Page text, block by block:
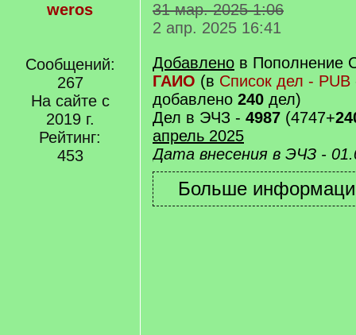
weros
Сообщений:
267
На сайте с
2019 г.
Рейтинг:
453
31 мар. 2025 1:06
2 апр. 2025 16:41
Добавлено в Пополнение
ГАИО (в Список дел - PUB
добавлено 240 дел)
Дел в ЭЧЗ - 4987 (4747+
апрель 2025
Дата внесения в ЭЧЗ -